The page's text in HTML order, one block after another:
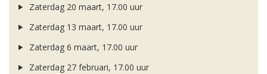
Zaterdag 20 maart, 17.00 uur
Zaterdag 13 maart, 17.00 uur
Zaterdag 6 maart, 17.00 uur
Zaterdag 27 februari, 17.00 uur